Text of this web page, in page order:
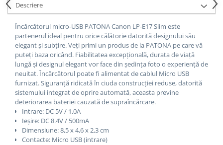
Descriere
Încărcătorul micro-USB PATONA Canon LP-E17 Slim este
partenerul ideal pentru orice călătorie datorită designului său
elegant și subțire.Veți primi un produs de la PATONA pe care vă
puteți baza oricând. Fiabilitatea excepțională, durata de viață
lungă și designul elegant vor face din ședința foto o experiență de
neuitat.Încărcătorul poate fi alimentat de cablul Micro USB
furnizat. Siguranță ridicată în ciuda construcției reduse, datorită
sistemului integrat de oprire automată, aceasta previne
deteriorarea bateriei cauzată de supraîncărcare.
Intrare: DC 5V / 1,0A
Ieșire: DC 8.4V / 500mA
Dimensiune: 8,5 x 4,6 x 2,3 cm
Contacte: Micro USB (intrare)